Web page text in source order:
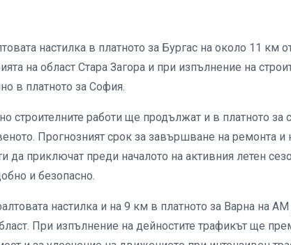
настилка в платното за Бургас на около 11 км
на област Стара Загора и при изпълнение на
в платното за София.
строителните работи ще продължат и в платното за
Прогнозният срок за завършване на ремонта и
да приключат преди началото на активния летен
и безопасно.
настилка и на 9 км в платното за Варна на
При изпълнение на дейностите трафикът ще